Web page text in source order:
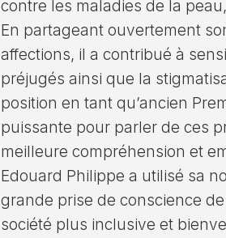
contre les maladies de la
En partageant ouvertement
affections, il a contribué à
préjugés ainsi que la
position en tant qu’ancien
puissante pour parler de ces
meilleure compréhension et
Edouard Philippe a utilisé sa
grande prise de conscience
société plus inclusive et